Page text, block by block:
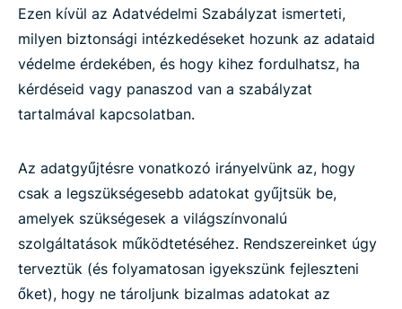
Ezen kívül az Adatvédelmi Szabályzat ismerteti,
milyen biztonsági intézkedéseket hozunk az adataid
védelme érdekében, és hogy kihez fordulhatsz, ha
kérdéseid vagy panaszod van a szabályzat
tartalmával kapcsolatban.
Az adatgyűjtésre vonatkozó irányelvünk az, hogy
csak a legszükségesebb adatokat gyűjtsük be,
amelyek szükségesek a világszínvonalú
szolgáltatások működtetéséhez. Rendszereinket úgy
terveztük (és folyamatosan igyekszünk fejleszteni
őket), hogy ne tároljunk bizalmas adatokat az